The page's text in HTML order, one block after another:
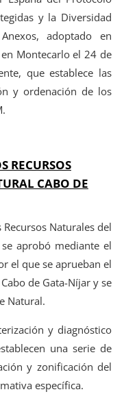
y la Diversidad
adoptado en
Montecarlo el 24 de
que establece las
y ordenación de los
RECURSOS
CABO DE
Naturales del
aprobó mediante el
el que se aprueban el
de Gata-Níjar y se
Natural.
y diagnóstico
una serie de
y zonificación del
específica.